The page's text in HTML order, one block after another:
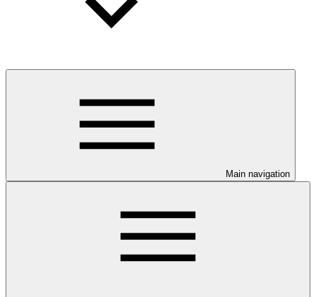
Main navigation